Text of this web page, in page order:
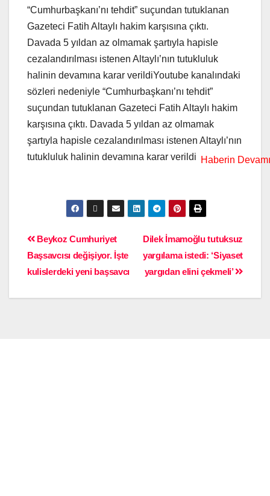
“Cumhurbaşkanı’nı tehdit” suçundan tutuklanan
Gazeteci Fatih Altaylı hakim karşısına çıktı.
Davada 5 yıldan az olmamak şartıyla hapisle
cezalandırılması istenen Altaylı’nın tutukluluk
halinin devamına karar verildiYoutube kanalındaki
sözleri nedeniyle “Cumhurbaşkanı’nı tehdit”
suçundan tutuklanan Gazeteci Fatih Altaylı hakim
karşısına çıktı. Davada 5 yıldan az olmamak
şartıyla hapisle cezalandırılması istenen Altaylı’nın
tutukluluk halinin devamına karar verildi
Dilek İmamoğlu tutuksuz
yargılama istedi: ‘Siyaset
yargıdan elini çekmeli’
Beykoz Cumhuriyet
Başsavcısı değişiyor. İşte
kulislerdeki yeni başsavcı